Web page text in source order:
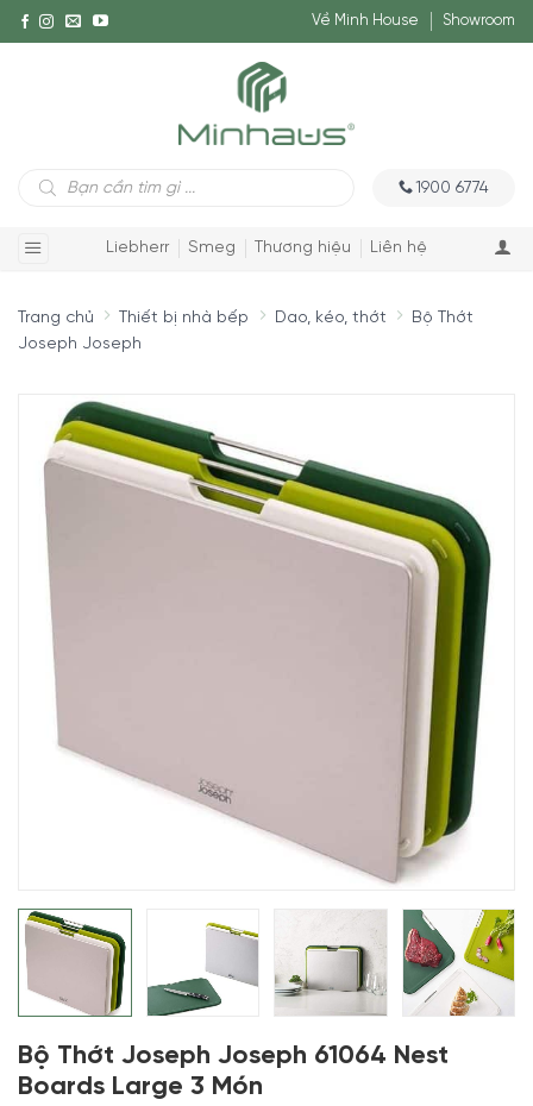
Về Minh House Showroom
Tìm
kiếm
1900 6774
Liebherr Smeg Thương hiệu Liên hệ
Trang chủ Thiết bị nhà bếp Dao, kéo, thớt
Bộ Thớt
Joseph Joseph
Bộ Thớt Joseph Joseph 61064 Nest
Boards Large 3 Món